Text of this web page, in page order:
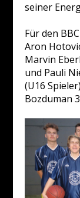
seiner
Für den
Aron
Marvin
und Pauli
(U16
Bozduman